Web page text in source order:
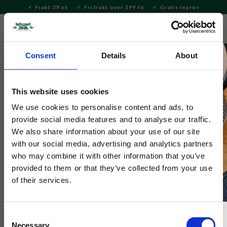
Consent Details About
This website uses cookies
We use cookies to personalise content and ads, to
provide social media features and to analyse our traffic.
We also share information about your use of our site
with our social media, advertising and analytics partners
who may combine it with other information that you’ve
provided to them or that they’ve collected from your use
of their services.
Necessary
Meny
Frakt 39 KR Fri frakt över 399 KR Gratis teprov
Servering & Dukning
Moomin Arabia
Muminmugg Mumintrollet 30cl
När Mumintrollet hittar en liten vilsen Marsian i trädgården blir
han synnerligen nyfiken, men vem skulle inte bli det?